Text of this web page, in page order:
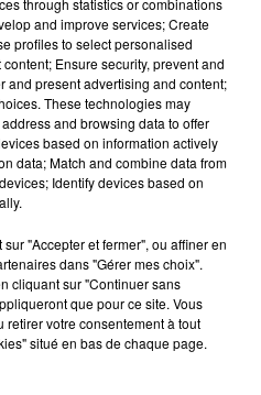
DE CHOOZ
que la centrale
à l'arrêt. Une situation
and improve services; Create
profiles to select personalised
Ensure security, prevent and
and present advertising and content;
These technologies may
and browsing data to offer
based on information actively
data; Match and combine data from
Identify devices based on
"Accepter et fermer", ou affiner en
dans "Gérer mes choix".
cliquant sur "Continuer sans
que pour ce site. Vous
retirer votre consentement à tout
situé en bas de chaque page.